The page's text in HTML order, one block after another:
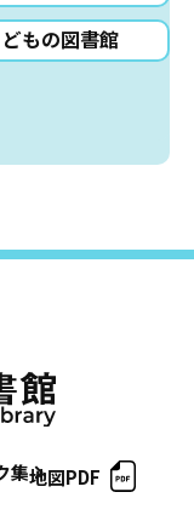
もの図書館
集地図PDF